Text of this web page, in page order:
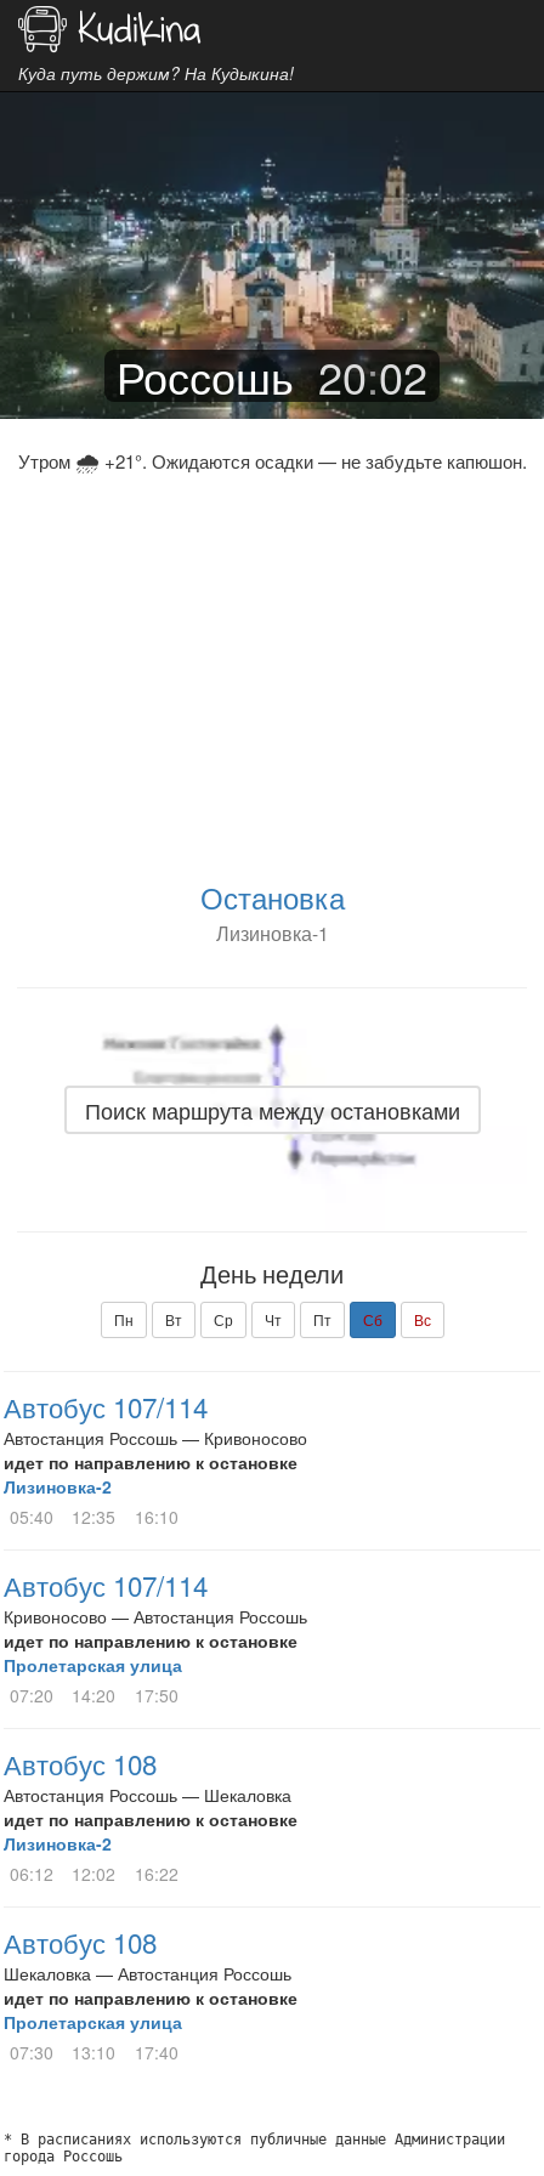
Куда путь держим? На Кудыкина!
Россошь 20:02
Утром 🌧 +21°. Ожидаются осадки — не забудьте капюшон.
Остановка
Лизиновка-1
Поиск маршрута между остановками
День недели
Пн Вт Ср Чт Пт Сб Вс
Автобус 107/114
Автостанция Россошь — Кривоносово
идет по направлению к остановке
Лизиновка-2
05:40
12:35 16:10
Автобус 107/114
Кривоносово — Автостанция Россошь
идет по направлению к остановке
Пролетарская улица
07:20
14:20 17:50
Автобус 108
Автостанция Россошь — Шекаловка
идет по направлению к остановке
Лизиновка-2
06:12
12:02 16:22
Автобус 108
Шекаловка — Автостанция Россошь
идет по направлению к остановке
Пролетарская улица
07:30
13:10 17:40
* В расписаниях используются публичные данные Администрации
города Россошь